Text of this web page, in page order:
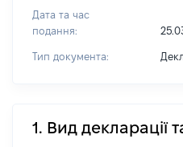
Дата та час
подання:
Тип документа:
1. Вид декларації